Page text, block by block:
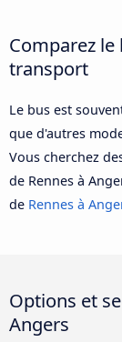
Comparez
transport
Le bus est
que d'autres
Vous cherchez
de Rennes à
de Rennes à
Options et
Angers